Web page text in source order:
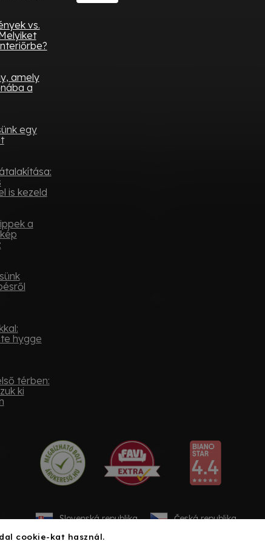
cookie-kat használ.
vs.
amely
a
egy
is kezeld
a
hygge
térben:
ki
Slovenská republika Česká republika